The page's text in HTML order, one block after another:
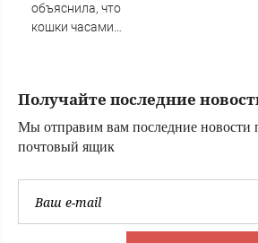
объяснила, что
кошки часами
Получайте последние
Мы отправим вам последние новости
почтовый ящик